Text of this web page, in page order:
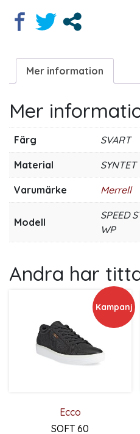
Mer information
Mer
Färg SVART
Material SYNTET
Varumärke Merrell
Modell
SPEED
WP
Andra har
Kampanj
Ecco
SOFT 60